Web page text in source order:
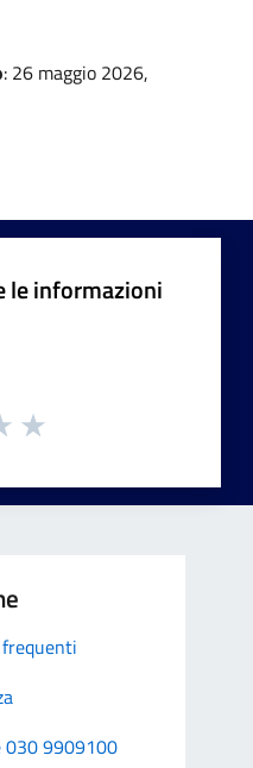
: 26 maggio 2026,
le informazioni
030 9909100